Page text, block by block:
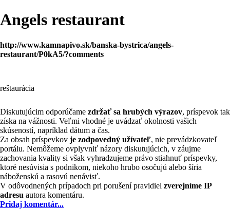
Angels restaurant
http://www.kamnapivo.sk/banska-bystrica/angels-
restaurant/P0kA5/?comments
reštaurácia
Diskutujúcim odporúčame zdržať sa hrubých výrazov, príspevok tak
získa na vážnosti. Veľmi vhodné je uvádzať okolnosti vašich
skúseností, napríklad dátum a čas.
Za obsah príspevkov je zodpovedný užívateľ, nie prevádzkovateľ
portálu. Nemôžeme ovplyvniť názory diskutujúcich, v záujme
zachovania kvality si však vyhradzujeme právo stiahnuť príspevky,
ktoré nesúvisia s podnikom, niekoho hrubo osočujú alebo šíria
náboženskú a rasovú nenávisť.
V odôvodnených prípadoch pri porušení pravidiel zverejníme IP
adresu autora komentáru.
Pridaj komentár...